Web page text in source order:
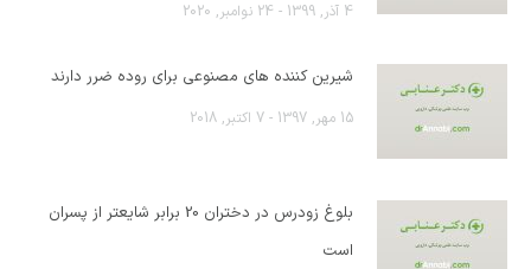
4 آذر, 1399 - 24 نوامبر, 2020
شیرین کننده های مصنوعی برای روده ضرر دارند
15 مهر, 1397 - 7 اکتبر, 2018
بلوغ زودرس در دختران 20 برابر شایعتر از پسران
است